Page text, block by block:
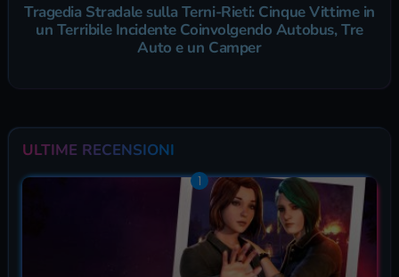
Tragedia Stradale sulla Terni-Rieti: Cinque Vittime in
un Terribile Incidente Coinvolgendo Autobus, Tre
Auto e un Camper
ULTIME RECENSIONI